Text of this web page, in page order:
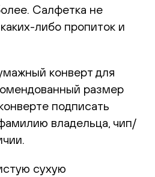
Салфетка не
либо пропиток и
конверт для
размер
подписать
владельца, чип/
сухую